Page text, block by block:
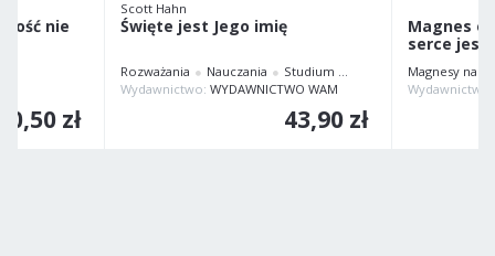
nie
0,50 zł
Scott Hahn
Święte jest Jego imię
Rozważania Nauczania Studium
Wydawnictwo: WYDAWNICTWO WAM
43,90 zł
Magnes
serce jest
Magnesy na